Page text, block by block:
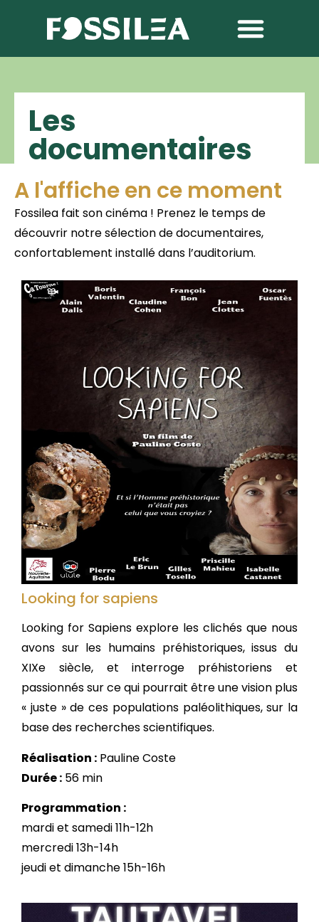
Les
documentaires
A l'affiche en ce moment
Fossilea fait son cinéma ! Prenez le temps de
découvrir notre sélection de documentaires,
confortablement installé dans l’auditorium.
Looking for sapiens
Looking for Sapiens explore les clichés que nous
avons sur les humains préhistoriques, issus du
XIXe siècle, et interroge préhistoriens et
passionnés sur ce qui pourrait être une vision plus
« juste » de ces populations paléolithiques, sur la
base des recherches scientifiques.
Réalisation : Pauline Coste
Durée : 56 min
Programmation :
mardi et samedi 11h-12h
mercredi 13h-14h
jeudi et dimanche 15h-16h